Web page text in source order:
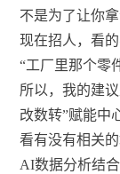
不是为了让你
现在招人，看
“工厂里那个零
所以，我的建
改数转”赋能中
看有没有相关
AI数据分析结